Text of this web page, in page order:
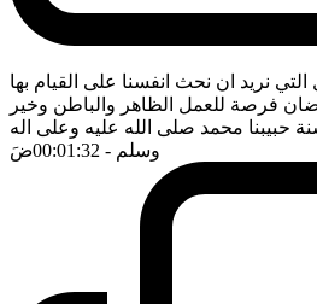
نريد ان نحث انفسنا على القيام بها
فرصة للعمل الظاهر والباطن وخير
حبيبنا محمد صلى الله عليه وعلى اله
وسلم - 00:01:32 ضَ